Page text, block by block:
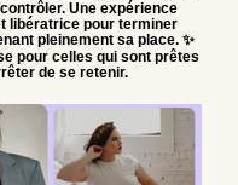
Une expérience
libératrice pour terminer
pleinement sa place. ✨
pour celles qui sont prêtes
de se retenir.